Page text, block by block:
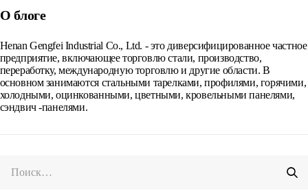
О блоге
Henan Gengfei Industrial Co., Ltd. - это диверсифицированное частное
предприятие, включающее торговлю стали, производство,
переработку, международную торговлю и другие области. В
основном занимаются стальными тарелками, профилями, горячими,
холодными, оцинкованными, цветными, кровельными панелями,
сэндвич -панелями.